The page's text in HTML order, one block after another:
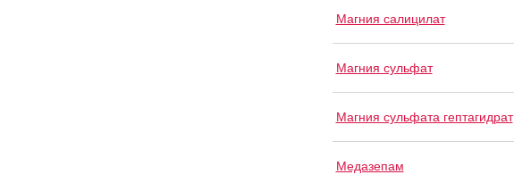
Магния салицилат
Магния сульфат
Магния сульфата гептагидрат
Медазепам